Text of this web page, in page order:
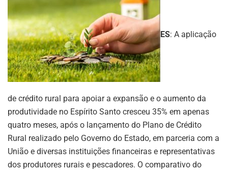
ES: A aplicação
de crédito rural para apoiar a expansão e o aumento da
produtividade no Espírito Santo cresceu 35% em apenas
quatro meses, após o lançamento do Plano de Crédito
Rural realizado pelo Governo do Estado, em parceria com a
União e diversas instituições financeiras e representativas
dos produtores rurais e pescadores. O comparativo do